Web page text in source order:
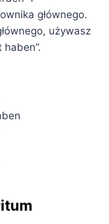
głównego.
używasz
haben”.